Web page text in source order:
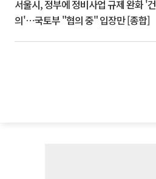
서울시, 정부에 정비사업 규제 완화 '건
의'⋯국토부 "협의 중" 입장만 [종합]